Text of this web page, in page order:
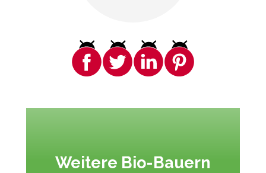
Weitere Bio-Bauern